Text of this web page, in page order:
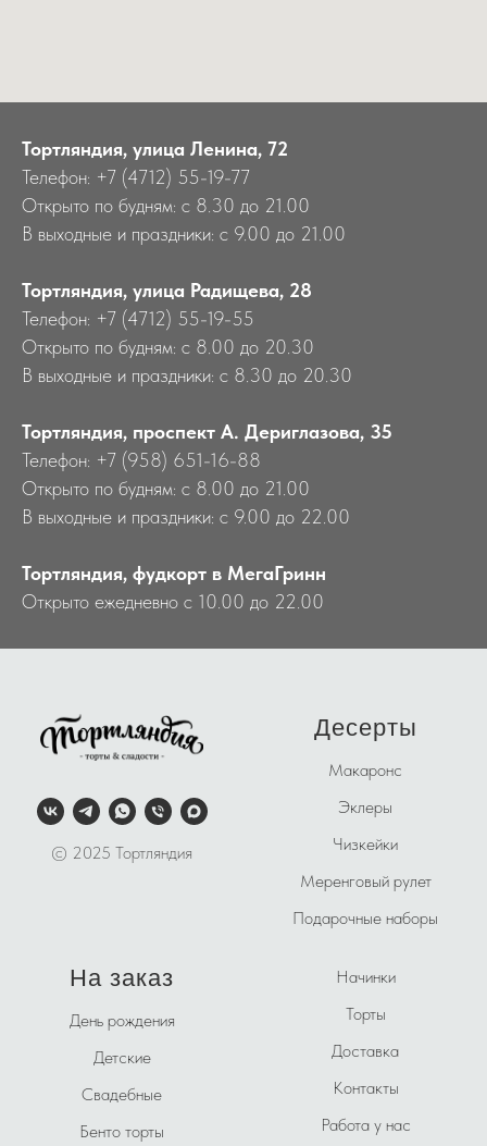
Тортляндия, улица Ленина, 72
Телефон: +7 (4712) 55-19-77
Открыто по будням: с 8.30 до 21.00
В выходные и праздники: с 9.00 до 21.00
Тортляндия, улица Радищева, 28
Телефон: +7 (4712) 55-19-55
Открыто по будням: с 8.00 до 20.30
В выходные и праздники: с 8.30 до 20.30
Тортляндия, проспект А. Дериглазова, 35
Телефон: +7 (958) 651-16-88
Открыто по будням: с 8.00 до 21.00
В выходные и праздники: с 9.00 до 22.00
Тортляндия, фудкорт в МегаГринн
Открыто ежедневно с 10.00 до 22.00
© 2025 Тортляндия
Десерты
Макаронс
Эклеры
Чизкейки
Меренговый рулет
Подарочные наборы
На заказ
День рождения
Детские
Свадебные
Бенто торты
Начинки
Торты
Доставка
Контакты
Работа у нас